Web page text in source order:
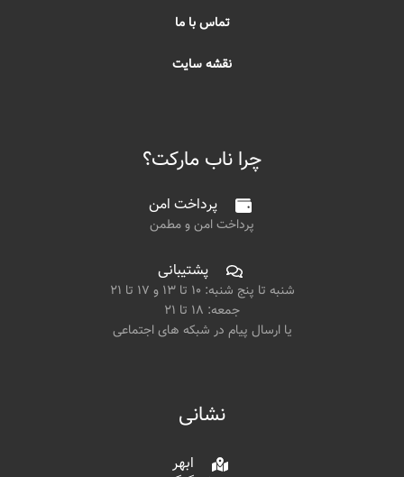
تماس با ما
نقشه سایت
چرا ناب مارکت؟
پرداخت امن
پرداخت امن و مطمن
پشتیبانی
شنبه تا پنج شنبه: ۱۰ تا ۱۳ و ۱۷ تا ۲۱
جمعه: ۱۸ تا ۲۱
یا ارسال پیام در شبکه های اجتماعی
نشانی
ابهر